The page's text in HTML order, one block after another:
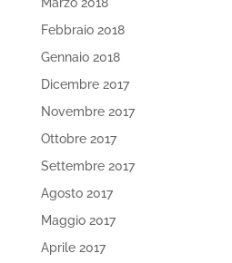
Febbraio 2018
Gennaio 2018
Dicembre 2017
Novembre 2017
Ottobre 2017
Settembre 2017
Agosto 2017
Maggio 2017
Aprile 2017